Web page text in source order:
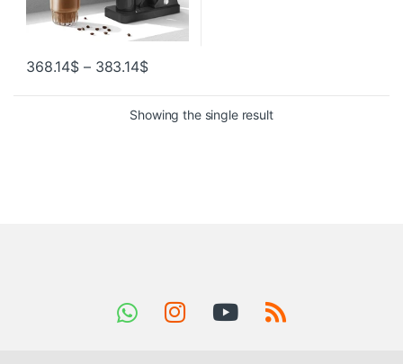
368.14$ – 383.14$
Showing the single result